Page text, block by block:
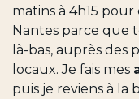
matins à 4h15
Nantes parce que
là-bas, auprès des
locaux. Je fais mes
puis je reviens à